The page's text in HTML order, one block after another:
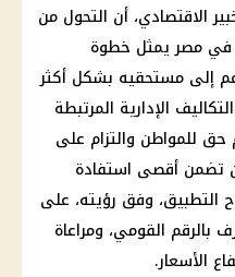
الاقتصادي، أن التحول من
في مصر يمثل خطوة
إلى مستحقيه بشكل أكثر
الإدارية المرتبطة
للمواطن والتزام على
تضمن أقصى استفادة
التطبيق، وفق رؤيته، على
بالرقم القومي، ومراعاة
الأسعار.